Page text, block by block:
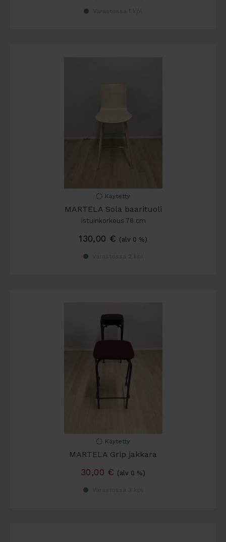
Käytetty
MARTELA Sola baarituoli
Istuinkorkeus 76 cm
130,00 € (alv 0 %)
Käytetty
MARTELA Grip jakkara
30,00 € (alv 0 %)